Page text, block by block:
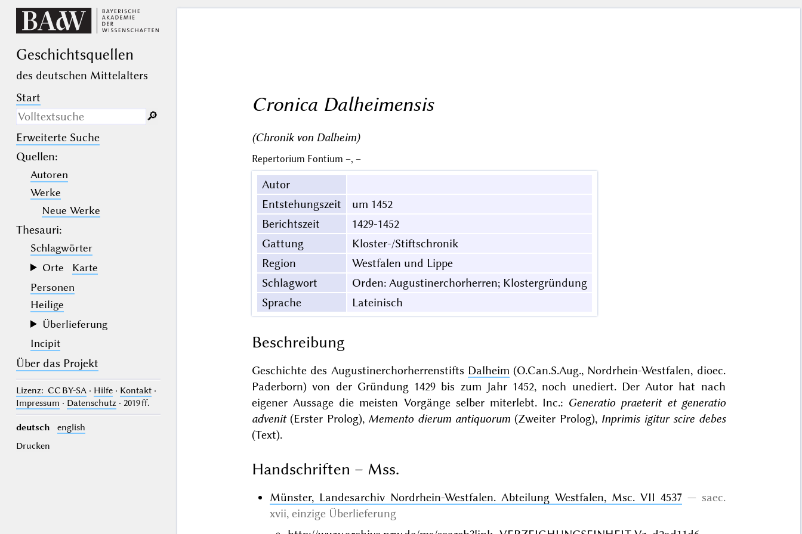
Geschichts­quellen
des deutschen Mittelalters
Start
Nur in Beschreibungs­texten
suchen
(der Unterstrich) ist Platzhalter für
genau ein Zeichen.
(das Prozentzeichen) ist Platzhalter
für kein, ein oder mehr als ein
Zeichen.
🔎︎
Erweiterte Suche
Quellen:
Autoren
Werke
Neue Werke
Thesauri:
Schlagwörter
Orte
Karte
Personen
Heilige
Überlieferung
Incipit
Über das Projekt
Lizenz: CC BY-SA· Hilfe· Kontakt·
Impressum · Datenschutz· 2019 ff.
deutsch
english
Drucken
Cronica Dalheimensis
(Chronik von Dalheim)
Repertorium Fontium –, –
Autor
Entstehungszeit
um 1452
Berichtszeit
1429-1452
Gattung
Kloster-/Stiftschronik
Region
Westfalen und Lippe
Schlagwort
Orden: Augustinerchorherren; Klostergründung
Sprache
Lateinisch
Beschreibung
Geschichte des Augustinerchorherrenstifts Dalheim (O.Can.S.Aug., Nordrhein-Westfalen, dioec.
Paderborn) von der Gründung 1429 bis zum Jahr 1452, noch unediert. Der Autor hat nach
eigener Aussage die meisten Vorgänge selber miterlebt. Inc.: Generatio praeterit et generatio
advenit(Erster Prolog), Memento dierum antiquorum(Zweiter Prolog), Inprimis igitur scire debes
(Text).
Handschriften – Mss.
Münster, Landesarchiv Nordrhein-Westfalen. Abteilung Westfalen, Msc. VII 4537
saec.
xvii, einzige Überlieferung